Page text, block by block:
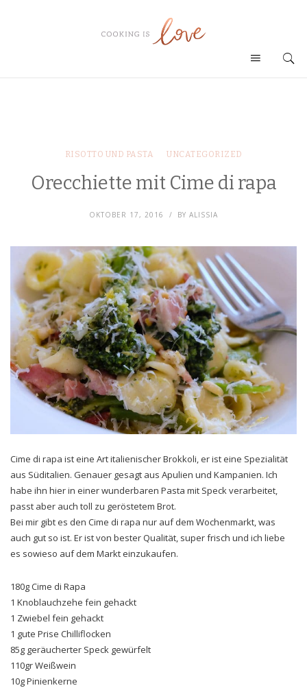
RISOTTO UND PASTA UNCATEGORIZED
Orecchiette mit Cime di rapa
OKTOBER 17, 2016 BY ALISSIA
Cime di rapa ist eine Art italienischer Brokkoli, er ist eine Spezialität
aus Süditalien. Genauer gesagt aus Apulien und Kampanien. Ich
habe ihn hier in einer wunderbaren Pasta mit Speck verarbeitet,
passt aber auch toll zu geröstetem Brot.
Bei mir gibt es den Cime di rapa nur auf dem Wochenmarkt, was
auch gut so ist. Er ist von bester Qualität, super frisch und ich liebe
es sowieso auf dem Markt einzukaufen.
180g Cime di Rapa
1 Knoblauchzehe fein gehackt
1 Zwiebel fein gehackt
1 gute Prise Chilliflocken
85g geräucherter Speck gewürfelt
110gr Weißwein
10g Pinienkerne